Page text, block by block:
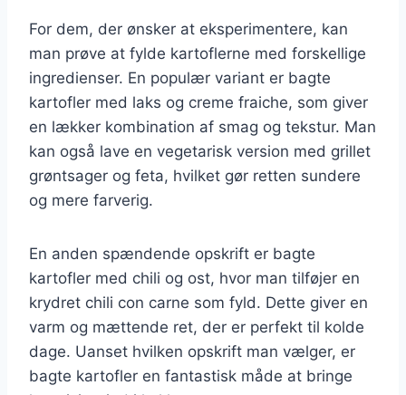
For dem, der ønsker at eksperimentere, kan
man prøve at fylde kartoflerne med forskellige
ingredienser. En populær variant er bagte
kartofler med laks og creme fraiche, som giver
en lækker kombination af smag og tekstur. Man
kan også lave en vegetarisk version med grillet
grøntsager og feta, hvilket gør retten sundere
og mere farverig.
En anden spændende opskrift er bagte
kartofler med chili og ost, hvor man tilføjer en
krydret chili con carne som fyld. Dette giver en
varm og mættende ret, der er perfekt til kolde
dage. Uanset hvilken opskrift man vælger, er
bagte kartofler en fantastisk måde at bringe